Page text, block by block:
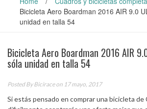
Bicicleta Aero Boardman 2016 AIR 9.0
unidad en talla 54
Bicicleta Aero Boardman 2016 AIR 9.0
sóla unidad en talla 54
Posted ByBiciraceon 17 mayo, 2017
Si estás pensado en comprar una bicicleta de